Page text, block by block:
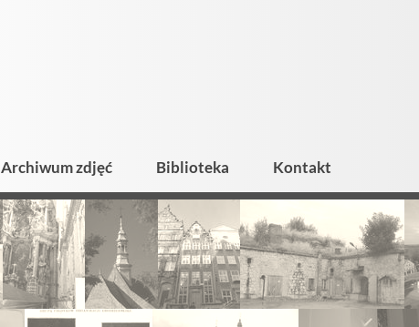
Archiwum zdjęć Biblioteka Kontakt